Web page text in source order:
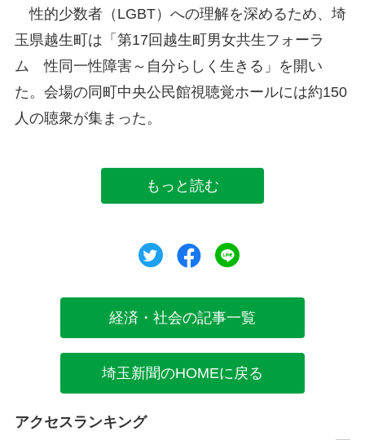
性的少数者（LGBT）への理解を深めるため、埼
玉県越生町は「第17回越生町男女共生フォーラ
ム 性同一性障害～自分らしく生きる」を開い
た。会場の同町中央公民館視聴覚ホールには約150
人の聴衆が集まった。
もっと読む
ツイートシェア
経済・社会の記事一覧
埼玉新聞のHOMEに戻る
アクセスランキング